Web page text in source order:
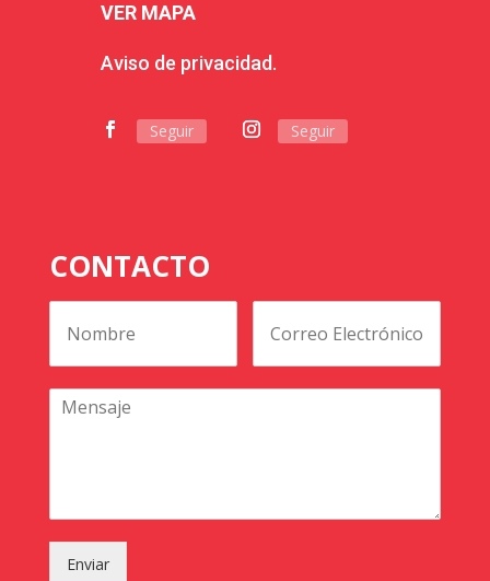
VER MAPA
Aviso de privacidad.
Seguir Seguir
CONTACTO
Enviar